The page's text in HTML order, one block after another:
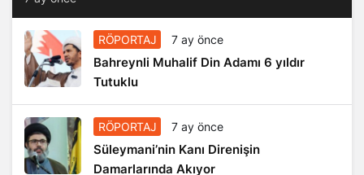
RÖPORTAJ 7 ay önce
Bahreynli Muhalif Din Adamı 6 yıldır
Tutuklu
RÖPORTAJ 7 ay önce
Süleymani’nin Kanı Direnişin
Damarlarında Akıyor